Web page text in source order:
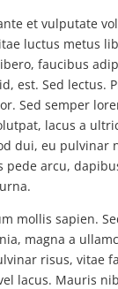
et vulputate
luctus metus
faucibus
est. Sed lectus.
Sed semper
lacus a
dui, eu pulvinar
pede arcu,
mollis sapien.
magna a
risus, vitae
lacus. Mauris